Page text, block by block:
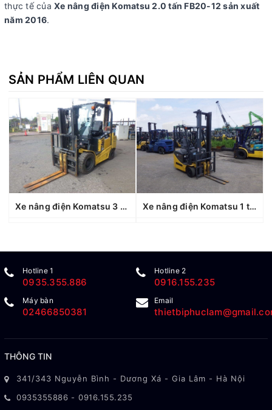
thực tế của Xe nâng điện Komatsu 2.0 tấn FB20-12 sản xuất
năm 2016.
SẢN PHẨM LIÊN QUAN
Xe nâng điện Komatsu 3 tấn FE30-1 (307027), sản xuất năm 2019 Xe nâng điện Komatsu 1 tấn FB10M-12 (827635), sản xuất năm 2011
Hotline 1
0935.355.886
Hotline 2
0916.155.235
Máy bàn
02466850381
Email
THÔNG TIN
341/343 Nguyễn Bình - Dương Xá - Gia Lâm - Hà Nội
0935355886 - 0916.155.235